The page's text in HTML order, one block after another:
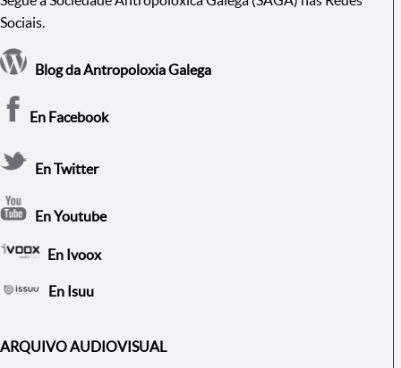
Sociais.
Blog da Antropoloxia Galega
En Facebook
En Twitter
En Youtube
En Ivoox
En Isuu
ARQUIVO AUDIOVISUAL